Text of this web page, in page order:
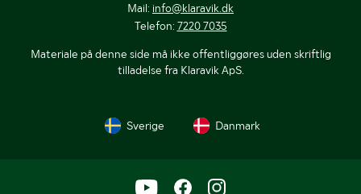
Mail: info@klaravik.dk
Telefon: 7220 7035
Materiale på denne side må ikke offentliggøres uden skriftlig
tilladelse fra Klaravik ApS.
Sverige Danmark